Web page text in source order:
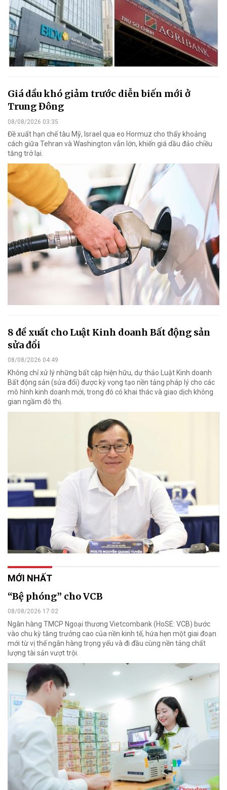
Giá dầu khó giảm trước diễn biến mới ở
Trung Đông
08/08/2026 03:35
Đề xuất hạn chế tàu Mỹ, Israel qua eo Hormuz cho thấy khoảng
cách giữa Tehran và Washington vẫn lớn, khiến giá dầu đảo chiều
tăng trở lại.
8 đề xuất cho Luật Kinh doanh Bất động sản
sửa đổi
08/08/2026 04:49
Không chỉ xử lý những bất cập hiện hữu, dự thảo Luật Kinh doanh
Bất động sản (sửa đổi) được kỳ vọng tạo nền tảng pháp lý cho các
mô hình kinh doanh mới, trong đó có khai thác và giao dịch không
gian ngầm đô thị.
MỚI NHẤT
“Bệ phóng” cho VCB
08/08/2026 17:02
Ngân hàng TMCP Ngoại thương Vietcombank (HoSE: VCB) bước
vào chu kỳ tăng trưởng cao của nền kinh tế, hứa hẹn một giai đoạn
mới từ vị thế ngân hàng trọng yếu và đi đầu cùng nền tảng chất
lượng tài sản vượt trội.